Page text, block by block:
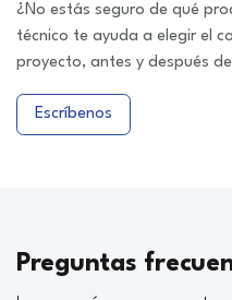
¿No estás seguro de qué
técnico te ayuda a elegir el
proyecto, antes y después
Escríbenos
Preguntas